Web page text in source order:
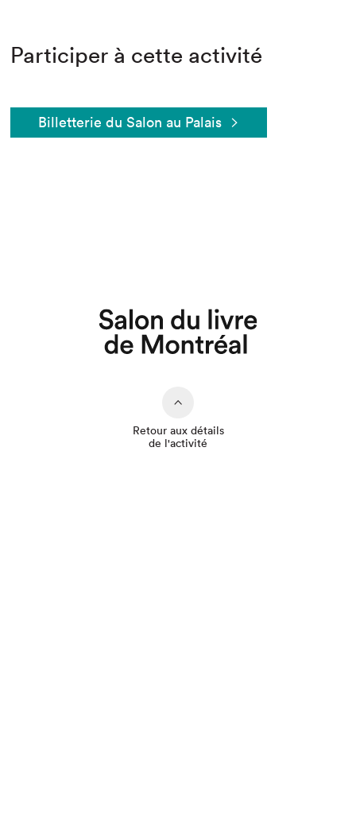
Participer à cette activité
Billetterie du Salon au Palais
Retour aux détails
de l'activité